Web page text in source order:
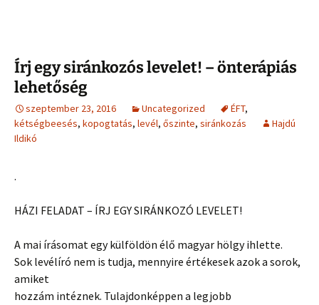
Írj egy siránkozós levelet! – önterápiás
lehetőség
szeptember 23, 2016 Uncategorized ÉFT,
kétségbeesés, kopogtatás, levél, őszinte, siránkozás
Hajdú
Ildikó
.
HÁZI FELADAT – ÍRJ EGY SIRÁNKOZÓ LEVELET!
A mai írásomat egy külföldön élő magyar hölgy ihlette.
Sok levélíró nem is tudja, mennyire értékesek azok a sorok,
amiket
hozzám intéznek. Tulajdonképpen a legjobb